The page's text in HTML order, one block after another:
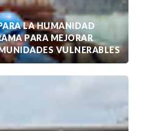
LA HUMANIDAD
PARA MEJORAR
VULNERABLES